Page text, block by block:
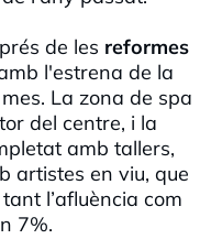
de les reformes
l'estrena de la
La zona de spa
del centre, i la
amb tallers,
artistes en viu, que
l’afluència com
7%.